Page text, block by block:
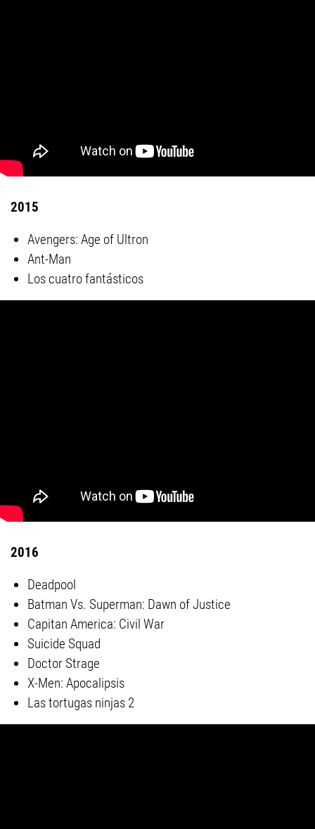
2015
Avengers: Age of Ultron
Ant-Man
Los cuatro fantásticos
2016
Deadpool
Batman Vs. Superman: Dawn of Justice
Capitan America: Civil War
Suicide Squad
Doctor Strage
X-Men: Apocalipsis
Las tortugas ninjas 2